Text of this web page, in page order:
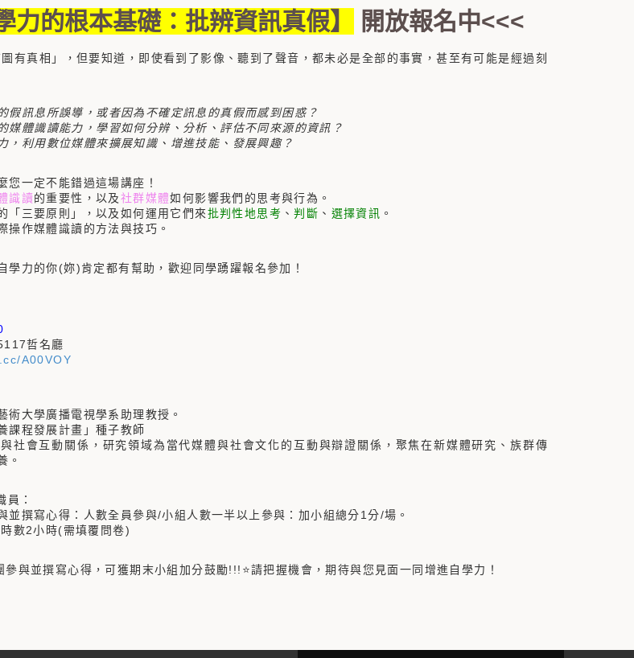
力的根本基礎：批辨資訊真假】 開放報名中<<<
有真相」，但要知道，即使看到了影像、聽到了聲音，都未必是全部的事實，甚至有可能是經過刻
假訊息所誤導，或者因為不確定訊息的真假而感到困惑？
媒體識讀能力，學習如何分辨、分析、評估不同來源的資訊？
，利用數位媒體來擴展知識、增進技能、發展興趣？
您一定不能錯過這場講座！
識讀的重要性，以及社群媒體如何影響我們的思考與行為。
「三要原則」，以及如何運用它們來批判性地思考 、判斷 、 選擇資訊 。
操作媒體識讀的方法與技巧。
學力的你(妳)肯定都有幫助，歡迎同學踴躍報名參加！
哲名廳
A00VOY
術大學廣播電視學系助理教授。
課程發展計畫」種子教師
社會互動關係，研究領域為當代媒體與社會文化的互動與辯證關係，聚焦在新媒體研究、族群傳
。
員：
並撰寫心得：人數全員參與/小組人數一半以上參與：加小組總分1分/場。
數2小時(需填覆問卷)
參與並撰寫心得，可獲期末小組加分鼓勵!!!⭐請把握機會，期待與您見面一同增進自學力！